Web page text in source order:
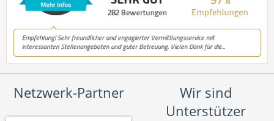
Netzwerk-Partner
Wir sind
Unterstützer